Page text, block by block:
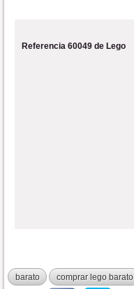
Referencia 60049 de Lego
barato comprar lego barato